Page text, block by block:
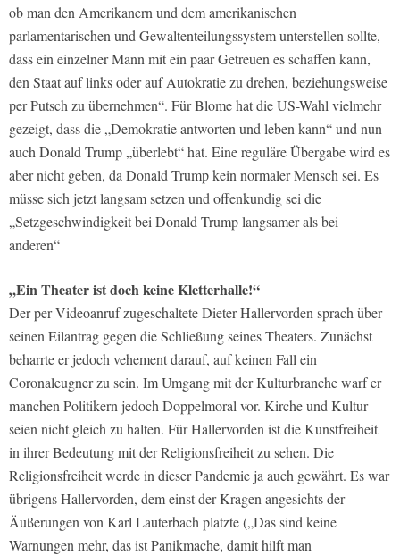
ob man den Amerikanern und dem amerikanischen
parlamentarischen und Gewaltenteilungssystem unterstellen sollte,
dass ein einzelner Mann mit ein paar Getreuen es schaffen kann,
den Staat auf links oder auf Autokratie zu drehen, beziehungsweise
per Putsch zu übernehmen“. Für Blome hat die US-Wahl vielmehr
gezeigt, dass die „Demokratie antworten und leben kann“ und nun
auch Donald Trump „überlebt“ hat. Eine reguläre Übergabe wird es
aber nicht geben, da Donald Trump kein normaler Mensch sei. Es
müsse sich jetzt langsam setzen und offenkundig sei die
„Setzgeschwindigkeit bei Donald Trump langsamer als bei
anderen“
„Ein Theater ist doch keine Kletterhalle!“
Der per Videoanruf zugeschaltete Dieter Hallervorden sprach über
seinen Eilantrag gegen die Schließung seines Theaters. Zunächst
beharrte er jedoch vehement darauf, auf keinen Fall ein
Coronaleugner zu sein. Im Umgang mit der Kulturbranche warf er
manchen Politikern jedoch Doppelmoral vor. Kirche und Kultur
seien nicht gleich zu halten. Für Hallervorden ist die Kunstfreiheit
in ihrer Bedeutung mit der Religionsfreiheit zu sehen. Die
Religionsfreiheit werde in dieser Pandemie ja auch gewährt. Es war
übrigens Hallervorden, dem einst der Kragen angesichts der
Äußerungen von Karl Lauterbach platzte („Das sind keine
Warnungen mehr, das ist Panikmache, damit hilft man